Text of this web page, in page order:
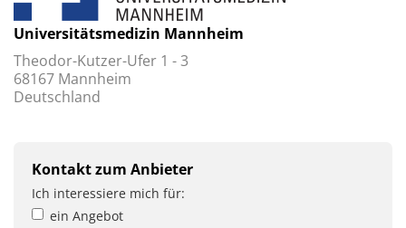
Universitätsmedizin Mannheim
Theodor-Kutzer-Ufer 1 - 3
68167 Mannheim
Deutschland
Kontakt zum Anbieter
Ich interessiere mich für:
ein Angebot